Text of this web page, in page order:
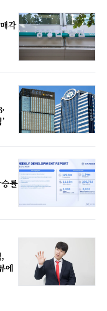
각
률
에